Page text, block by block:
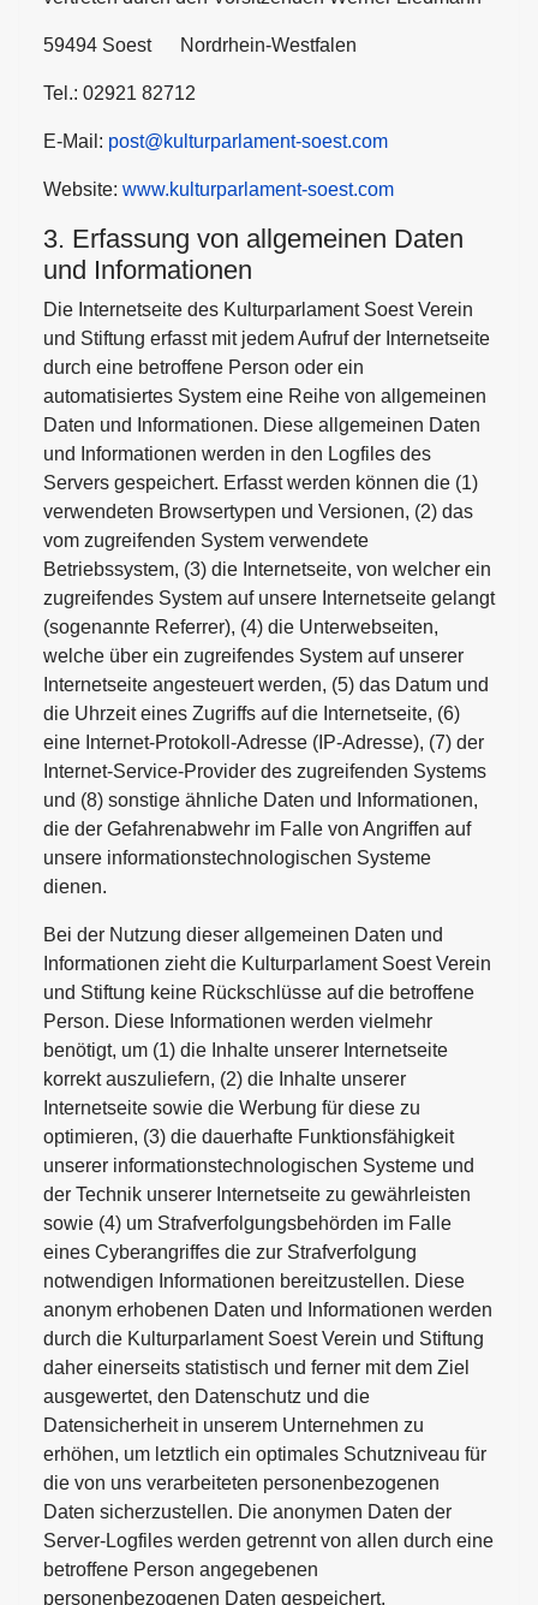
59494 Soest Nordrhein-Westfalen
Tel.: 02921 82712
E-Mail: post@kulturparlament-soest.com
Website: www.kulturparlament-soest.com
3. Erfassung von allgemeinen Daten
und Informationen
Die Internetseite des Kulturparlament Soest Verein
und Stiftung erfasst mit jedem Aufruf der Internetseite
durch eine betroffene Person oder ein
automatisiertes System eine Reihe von allgemeinen
Daten und Informationen. Diese allgemeinen Daten
und Informationen werden in den Logfiles des
Servers gespeichert. Erfasst werden können die (1)
verwendeten Browsertypen und Versionen, (2) das
vom zugreifenden System verwendete
Betriebssystem, (3) die Internetseite, von welcher ein
zugreifendes System auf unsere Internetseite gelangt
(sogenannte Referrer), (4) die Unterwebseiten,
welche über ein zugreifendes System auf unserer
Internetseite angesteuert werden, (5) das Datum und
die Uhrzeit eines Zugriffs auf die Internetseite, (6)
eine Internet-Protokoll-Adresse (IP-Adresse), (7) der
Internet-Service-Provider des zugreifenden Systems
und (8) sonstige ähnliche Daten und Informationen,
die der Gefahrenabwehr im Falle von Angriffen auf
unsere informationstechnologischen Systeme
dienen.
Bei der Nutzung dieser allgemeinen Daten und
Informationen zieht die Kulturparlament Soest Verein
und Stiftung keine Rückschlüsse auf die betroffene
Person. Diese Informationen werden vielmehr
benötigt, um (1) die Inhalte unserer Internetseite
korrekt auszuliefern, (2) die Inhalte unserer
Internetseite sowie die Werbung für diese zu
optimieren, (3) die dauerhafte Funktionsfähigkeit
unserer informationstechnologischen Systeme und
der Technik unserer Internetseite zu gewährleisten
sowie (4) um Strafverfolgungsbehörden im Falle
eines Cyberangriffes die zur Strafverfolgung
notwendigen Informationen bereitzustellen. Diese
anonym erhobenen Daten und Informationen werden
durch die Kulturparlament Soest Verein und Stiftung
daher einerseits statistisch und ferner mit dem Ziel
ausgewertet, den Datenschutz und die
Datensicherheit in unserem Unternehmen zu
erhöhen, um letztlich ein optimales Schutzniveau für
die von uns verarbeiteten personenbezogenen
Daten sicherzustellen. Die anonymen Daten der
Server-Logfiles werden getrennt von allen durch eine
betroffene Person angegebenen
personenbezogenen Daten gespeichert.